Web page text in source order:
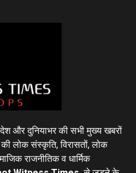
देश और दुनियाभर की सभी मुख्य खबरों
लोक संस्कृति, विरासतों, लोक
राजनीतिक व धार्मिक